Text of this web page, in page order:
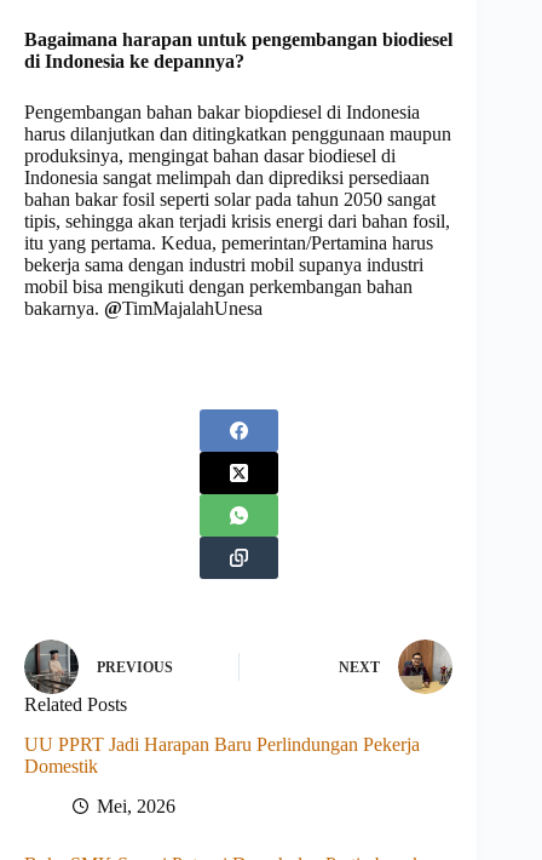
Bagaimana harapan untuk pengembangan biodiesel
di Indonesia ke depannya?
Pengembangan bahan bakar biopdiesel di Indonesia
harus dilanjutkan dan ditingkatkan penggunaan maupun
produksinya, mengingat bahan dasar biodiesel di
Indonesia sangat melimpah dan diprediksi persediaan
bahan bakar fosil seperti solar pada tahun 2050 sangat
tipis, sehingga akan terjadi krisis energi dari bahan fosil,
itu yang pertama. Kedua, pemerintan/Pertamina harus
bekerja sama dengan industri mobil supanya industri
mobil bisa mengikuti dengan perkembangan bahan
bakarnya. @TimMajalahUnesa
PREVIOUS NEXT
Related Posts
UU PPRT Jadi Harapan Baru Perlindungan Pekerja
Domestik
Mei, 2026